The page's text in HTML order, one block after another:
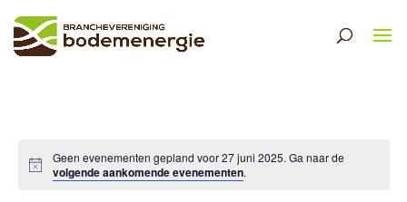
Geen evenementen gepland voor 27 juni 2025. Ga naar de
volgende aankomende evenementen.